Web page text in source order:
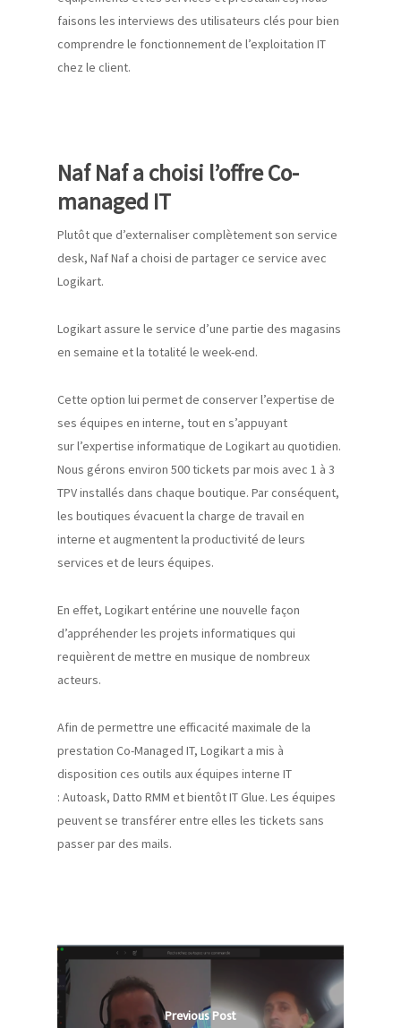
faisons les interviews des utilisateurs clés pour bien
comprendre le fonctionnement de l’exploitation IT
chez le client.
NafNafa choisi l’offreCo-
managed IT
Plutôt que d’externalisercomplètementson service
desk, NafNaf a choisi de partager ce service avec
Logikart.
Logikart assure le service d’une partie des magasins
en semaine et la totalité le week-end.
Cette option lui permet de conserver l’expertise de
ses équipes en interne, tout en s’appuyant
surl’expertise informatique de Logikart au quotidien.
Nous gérons environ 500 tickets par mois avec 1 à 3
TPV installés dans chaque boutique. Par conséquent,
les boutiques évacuent la charge de travail en
interne et augmentent la productivité de leurs
services et de leurs équipes.
En effet, Logikartentérine une nouvelle façon
d’appréhender les projets informatiques qui
requièrent de mettre en musique de nombreux
acteurs.
Afin de permettre une efficacité maximale de la
prestation Co-Managed IT, Logikart a mis à
disposition ces outils aux équipes interne IT
: Autoask, Datto RMM et bientôt IT Glue. Les équipes
peuvent se transférerentre elles les tickets sans
passer par des mails.
Previous Post